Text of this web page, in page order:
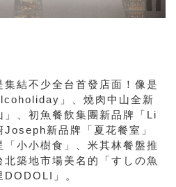
結不少全台首發店面！像是
」、燒肉中山全新
、初魚餐飲集團新品牌「Li
新品牌「夏花餐室」
小小樹食」、米其林餐盤推
築地市場美名的「すしの魚
」。